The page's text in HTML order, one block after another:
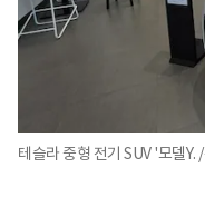
테슬라 중형 전기 SUV '모델Y.